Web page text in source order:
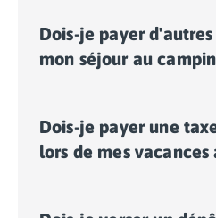
Dois-je payer
mon séjour au
afin de financer une partie
développement durable du
donc l’acquitter lors de votre
Dois-je payer une
lors de mes vacances